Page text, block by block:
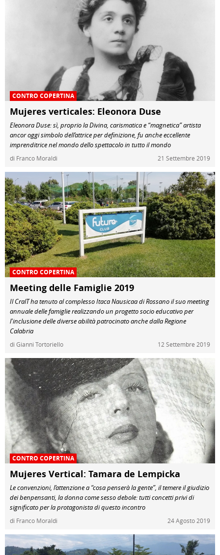
CONTRO COPERTINA
Mujeres verticales: Eleonora Duse
Eleonora Duse: sì, proprio la Divina, carismatica e “magnetica” artista
ancor oggi simbolo dell’attrice per definizione, fu anche eccellente
imprenditrice nel mondo dello spettacolo in tutto il mondo
di Franco Moraldi 21 Settembre 2019
CONTRO COPERTINA
Meeting delle Famiglie 2019
Il CralT ha tenuto al complesso Itaca Nausicaa di Rossano il suo meeting
annuale delle famiglie realizzando un progetto socio educativo per
l'inclusione delle diverse abilità patrocinato anche dalla Regione
Calabria
di Gianni Tortoriello 12 Settembre 2019
CONTRO COPERTINA
Mujeres Vertical: Tamara de Lempicka
Le convenzioni, l’attenzione a “cosa penserà la gente”, il temere il giudizio
dei benpensanti, la donna come sesso debole: tutti concetti privi di
significato per la protagonista di questo incontro
di Franco Moraldi 24 Agosto 2019